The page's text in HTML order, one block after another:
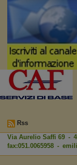
Rss
Via Aurelio Saffi 69 -
fax:051.0065958 -